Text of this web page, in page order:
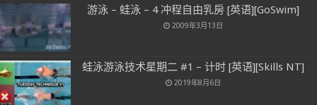
游泳 – 蛙泳 – 4 冲程自由乳房 [英语][GoSwim]
2009年3月13日
蛙泳游泳技术星期二 #1 – 计时 [英语][Skills NT]
2019年8月6日